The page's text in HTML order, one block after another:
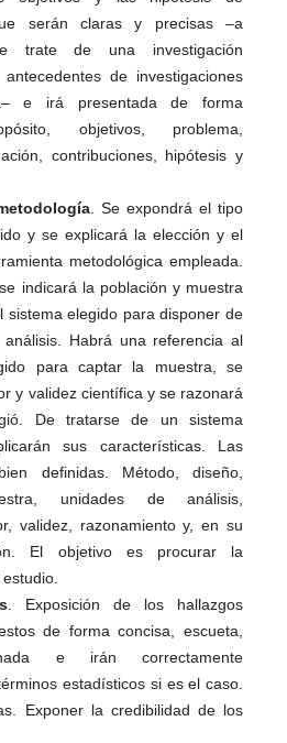
serán claras y precisas –a
trate de una investigación
de investigaciones
e irá presentada de forma
objetivos, problema,
contribuciones, hipótesis y
. Se expondrá el tipo
y se explicará la elección y el
metodológica empleada.
indicará la población y muestra
sistema elegido para disponer de
Habrá una referencia al
para captar la muestra, se
y validez científica y se razonará
De tratarse de un sistema
sus características. Las
definidas. Método, diseño,
unidades de análisis,
validez, razonamiento y, en su
El objetivo es procurar la
. Exposición de los hallazgos
de forma concisa, escueta,
e irán correctamente
estadísticos si es el caso.
Exponer la credibilidad de los